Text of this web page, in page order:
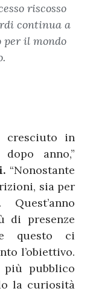
riscosso
continua a
il mondo
cresciuto in
anno,”
“Nonostante
sia per
di presenze
questo ci
l’obiettivo.
pubblico
la curiosità